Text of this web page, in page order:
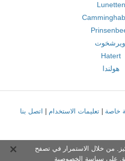
Lunetten
Hatert
هولندا
خاصة |تعليمات الاستخدام اتصل بنا
من خلال الاستمرار في تصفح
على سياسة الخصوصية